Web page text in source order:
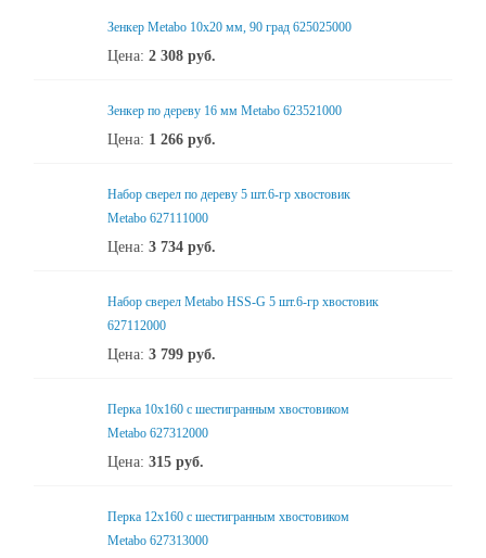
Зенкер Metabo 10x20 мм, 90 град 625025000
Цена: 2 308 руб.
Зенкер по дереву 16 мм Metabo 623521000
Цена: 1 266 руб.
Набор сверел по дереву 5 шт.6-гр хвостовик
Metabo 627111000
Цена: 3 734 руб.
Набор сверел Metabo HSS-G 5 шт.6-гр хвостовик
627112000
Цена: 3 799 руб.
Перка 10x160 с шестигранным хвостовиком
Metabo 627312000
Цена: 315 руб.
Перка 12x160 с шестигранным хвостовиком
Metabo 627313000